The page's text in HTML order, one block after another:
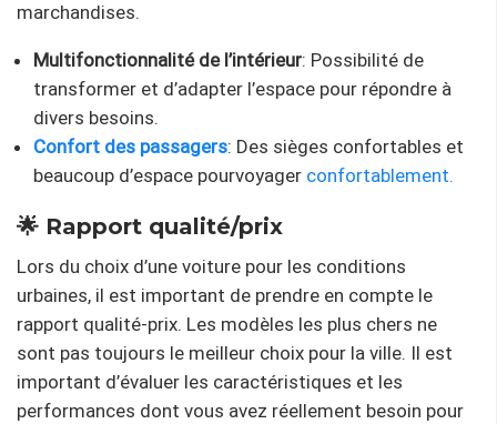
marchandises.
Multifonctionnalité de l’intérieur: Possibilité de
transformer et d’adapter l’espace pour répondre à
divers besoins.
Confort des passagers: Des sièges confortables et
beaucoup d’espace pourvoyager confortablement.
🌟 Rapport qualité/prix
Lors du choix d’une voiture pour les conditions
urbaines, il est important de prendre en compte le
rapport qualité-prix. Les modèles les plus chers ne
sont pas toujours le meilleur choix pour la ville. Il est
important d’évaluer les caractéristiques et les
performances dont vous avez réellement besoin pour